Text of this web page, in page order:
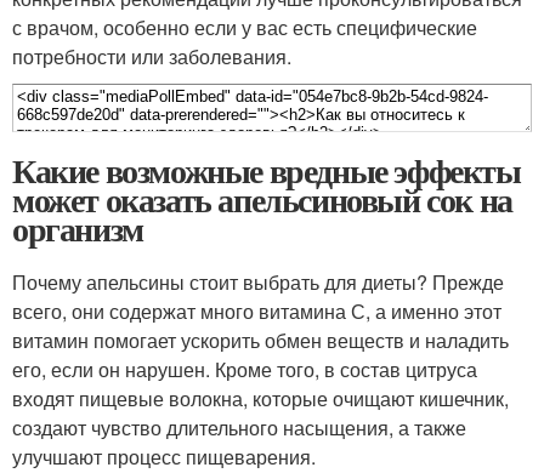
с врачом, особенно если у вас есть специфические
потребности или заболевания.
Какие возможные вредные эффекты
может оказать апельсиновый сок на
организм
Почему апельсины стоит выбрать для диеты? Прежде
всего, они содержат много витамина С, а именно этот
витамин помогает ускорить обмен веществ и наладить
его, если он нарушен. Кроме того, в состав цитруса
входят пищевые волокна, которые очищают кишечник,
создают чувство длительного насыщения, а также
улучшают процесс пищеварения.